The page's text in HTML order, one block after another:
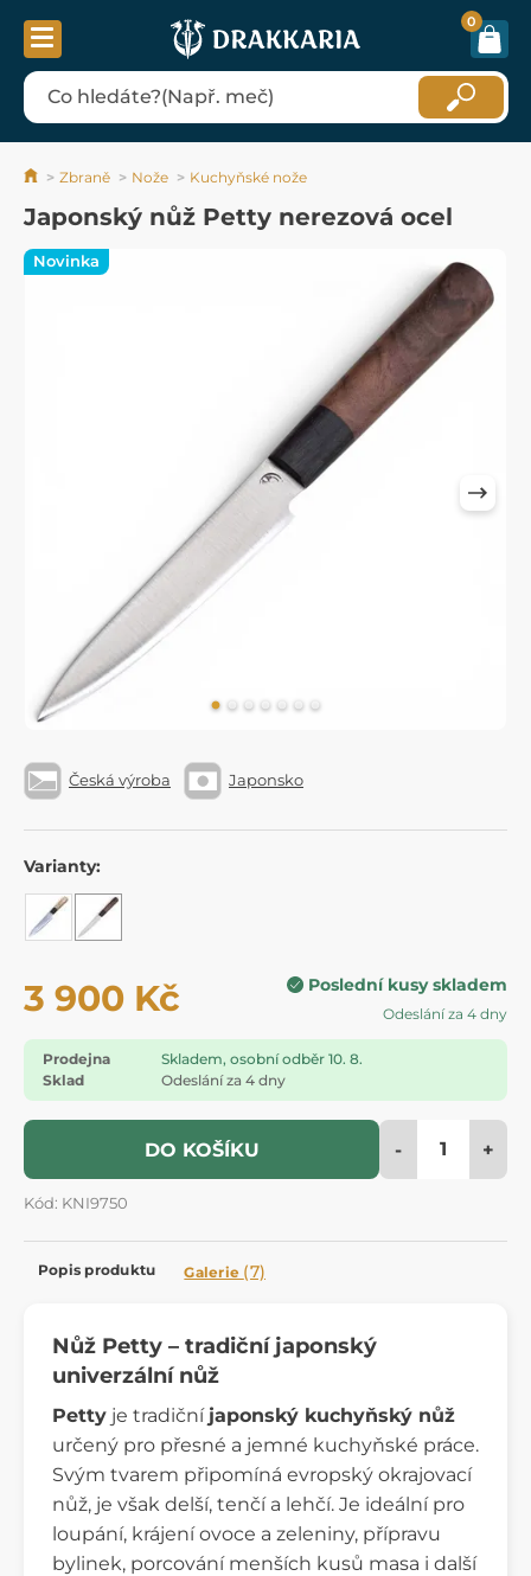
0
Zbraně Nože Kuchyňské nože
Japonský nůž Petty nerezová ocel
Česká výroba Japonsko
Varianty:
3 900 Kč Poslední kusy skladem
Odeslání za 4 dny
Prodejna
Skladem, osobní odběr 10. 8.
Sklad
Odeslání za 4 dny
DO KOŠÍKU - +
Kód: KNI9750
Novinka
Popis produktu Galerie (7)
Nůž Petty – tradiční japonský
univerzální nůž
Petty je tradiční japonský kuchyňský nůž
určený pro přesné a jemné kuchyňské práce.
Svým tvarem připomíná evropský okrajovací
nůž, je však delší, tenčí a lehčí. Je ideální pro
loupání, krájení ovoce a zeleniny, přípravu
bylinek, porcování menších kusů masa i další